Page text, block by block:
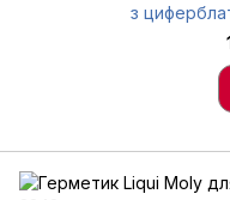
з